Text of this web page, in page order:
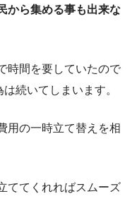
から集める事も出来な
時間を要していたので
続いてしまいます。
用の一時立て替えを相
ててくれればスムーズ